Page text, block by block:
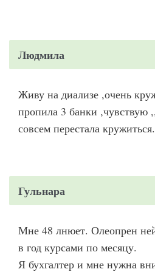
Людмила
Живу на диализе ,очень
пропила 3 банки ,чувствую
совсем перестала кружиться.
Гульнара
Мне 48 лнюет. Олеопрен
в год курсами по месяцу.
Я бухгалтер и мне нужна